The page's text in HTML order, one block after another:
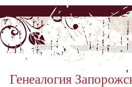
Генеалогия